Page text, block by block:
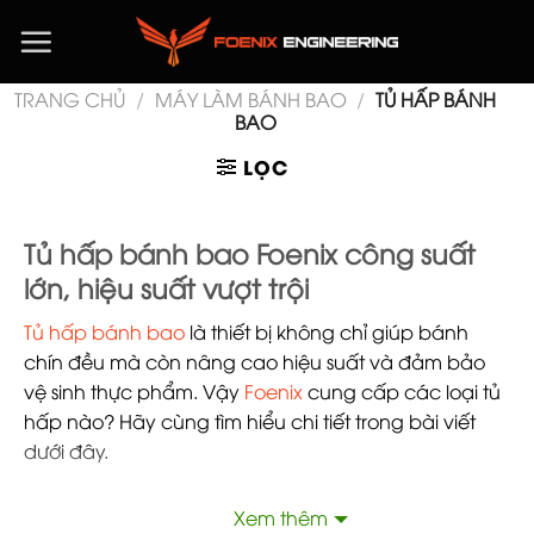
đến
dung
TRANG CHỦ / MÁY LÀM BÁNH BAO / TỦ HẤP BÁNH
BAO
LỌC
Tủ hấp bánh bao Foenix công suất
lớn, hiệu suất vượt trội
Tủ hấp bánh bao là thiết bị không chỉ giúp bánh
chín đều mà còn nâng cao hiệu suất và đảm bảo
vệ sinh thực phẩm. Vậy Foenixcung cấp các loại tủ
hấp nào? Hãy cùng tìm hiểu chi tiết trong bài viết
dưới đây.
Tổng hợp trọn bộ dây chuyền làm
Xem thêm